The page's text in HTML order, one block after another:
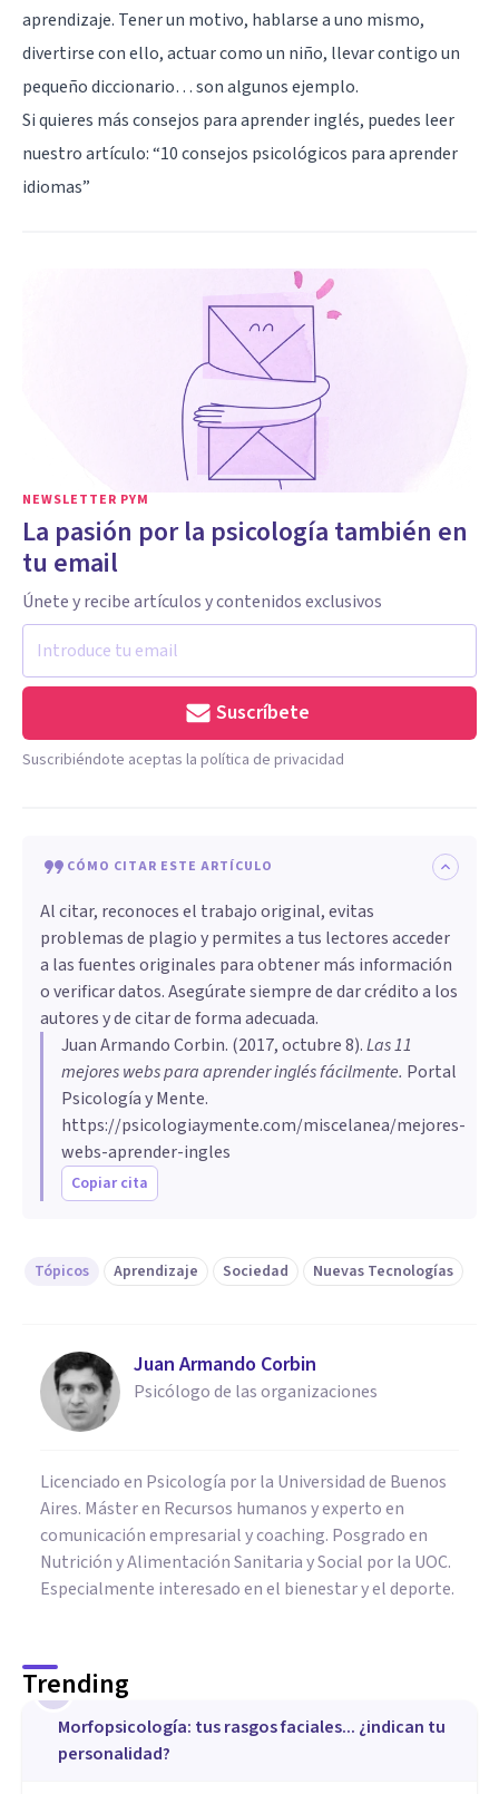
aprendizaje. Tener un motivo, hablarse a uno mismo,
divertirse con ello, actuar como un niño, llevar contigo un
pequeño diccionario… son algunos ejemplo.
Si quieres más consejos para aprender inglés, puedes leer
nuestro artículo: “10 consejos psicológicos para aprender
idiomas”
NEWSLETTER PYM
La pasión por la psicología también en
tu email
Únete y recibe artículos y contenidos exclusivos
Suscríbete
Suscribiéndote aceptas la política de privacidad
CÓMO CITAR ESTE ARTÍCULO
Al citar, reconoces el trabajo original, evitas
problemas de plagio y permites a tus lectores acceder
a las fuentes originales para obtener más información
o verificar datos. Asegúrate siempre de dar crédito a los
autores y de citar de forma adecuada.
Juan Armando Corbin. (2017, octubre 8).​Las 11
mejores webs para aprender inglés fácilmente. Portal
Psicología y Mente.
https://psicologiaymente.com/miscelanea/mejores-
webs-aprender-ingles
Copiar cita
Tópicos Aprendizaje Sociedad Nuevas Tecnologías
Juan Armando Corbin
Psicólogo de las organizaciones
Licenciado en Psicología por la Universidad de Buenos
Aires. Máster en Recursos humanos y experto en
comunicación empresarial y coaching. Posgrado en
Nutrición y Alimentación Sanitaria y Social por la UOC.
Especialmente interesado en el bienestar y el deporte.
Trending
1
Morfopsicología: tus rasgos faciales... ¿indican tu
personalidad?